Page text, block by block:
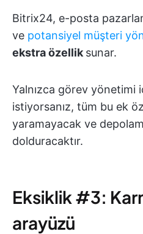
Bitrix24, e-posta
ve potansiyel müşteri
ekstra özellik sunar.
Yalnızca görev yönetimi
istiyorsanız, tüm bu ek
yaramayacak ve
dolduracaktır.
Eksiklik #3:
arayüzü